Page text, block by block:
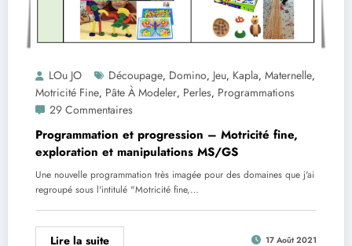
LOu JO Découpage, Domino, Jeu, Kapla, Maternelle,
Motricité Fine, Pâte À Modeler, Perles, Programmations
29 Commentaires
Programmation et progression – Motricité fine,
exploration et manipulations MS/GS
Une nouvelle programmation très imagée pour des domaines que j'ai
regroupé sous l'intitulé "Motricité fine,…
Lire la suite 17 Août 2021